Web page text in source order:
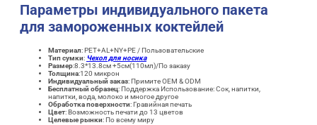
Параметры индивидуального пакета
для замороженных коктейлей
Материал: PET+AL+NY+PE / Пользовательские
Тип сумки: Чехол для носика
Размер:8.3*13.8см +5см(110мл)/По заказу
Толщина:120 микрон
Индивидуальный заказ: Примите OEM & ODM
Бесплатный образец: Поддержка Использование: Сок, напитки,
напитки, вода, молоко и многое другое
Обработка поверхности: Гравийная печать
Цвет: Возможность печати до 13 цветов
Целевые рынки: По всему миру